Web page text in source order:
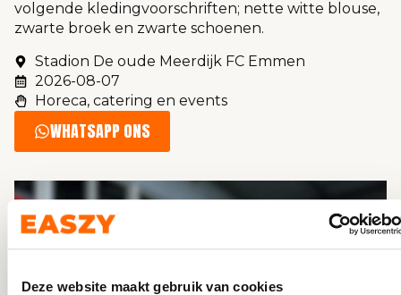
Deze website maakt gebruik van cookies
volgende kledingvoorschriften; nette witte blouse,
zwarte broek en zwarte schoenen.
Stadion De oude Meerdijk FC Emmen
2026-08-07
Horeca, catering en events
WHATSAPP ONS